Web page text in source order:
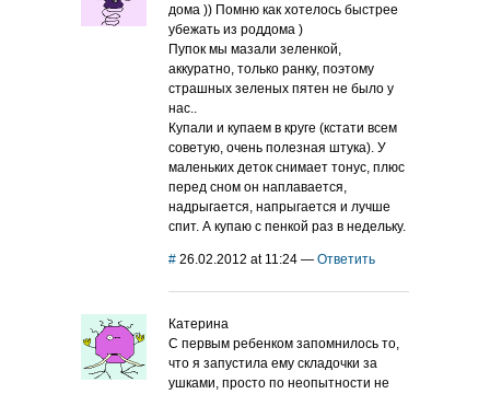
дома )) Помню как хотелось быстрее
убежать из роддома )
Пупок мы мазали зеленкой,
аккуратно, только ранку, поэтому
страшных зеленых пятен не было у
нас..
Купали и купаем в круге (кстати всем
советую, очень полезная штука). У
маленьких деток снимает тонус, плюс
перед сном он наплавается,
надрыгается, напрыгается и лучше
спит. А купаю с пенкой раз в недельку.
# 26.02.2012 at 11:24 — Ответить
Катерина
С первым ребенком запомнилось то,
что я запустила ему складочки за
ушками, просто по неопытности не